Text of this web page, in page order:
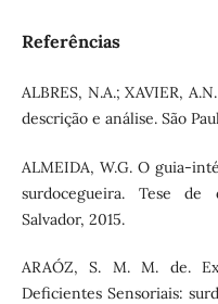
Referências
ALBRES, N.A.; XAVIER,
descrição e análise. São
ALMEIDA, W.G. O guia-
surdocegueira. Tese de
Salvador, 2015.
ARAÓZ, S. M. M. de.
Deficientes Sensoriais: